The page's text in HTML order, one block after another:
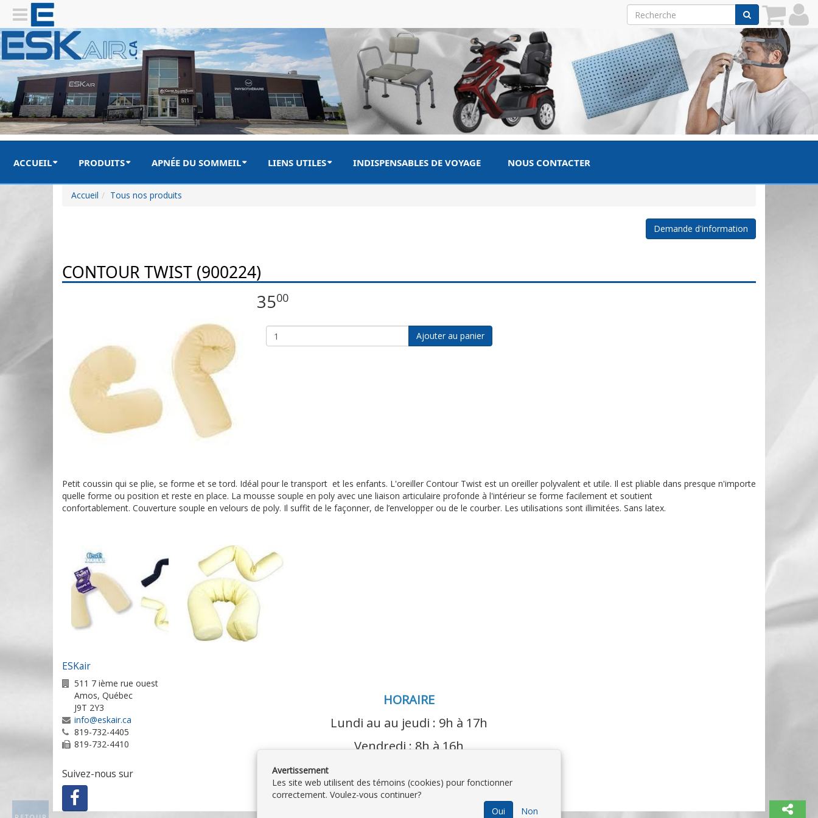
ACCUEIL PRODUITS APNÉE DU SOMMEIL LIENS UTILES INDISPENSABLES DE VOYAGE NOUS CONTACTER
Accueil Tous nos produits
Demande d'information
CONTOUR TWIST (900224)
3500
Ajouter au panier
Petit coussin qui se plie, se forme et se tord. Idéal pour le transport et les enfants. L'oreiller Contour Twist est un oreiller polyvalent et utile. Il est pliable dans presque n'importe
quelle forme ou position et reste en place. La mousse souple en poly avec une liaison articulaire profonde à l'intérieur se forme facilement et soutient
confortablement. Couverture souple en velours de poly. Il suffit de le façonner, de l’envelopper ou de le courber. Les utilisations sont illimitées. Sans latex.
ESKair
511 7 ième rue ouest
Amos, Québec
J9T 2Y3
info@eskair.ca
819-732-4405
819-732-4410
Suivez-nous sur
HORAIRE
Lundi au au jeudi : 9h à 17h
Vendredi : 8h à 16h
Avertissement
Les site web utilisent des témoins (cookies) pour fonctionner
correctement. Voulez-vous continuer?
Oui
Non